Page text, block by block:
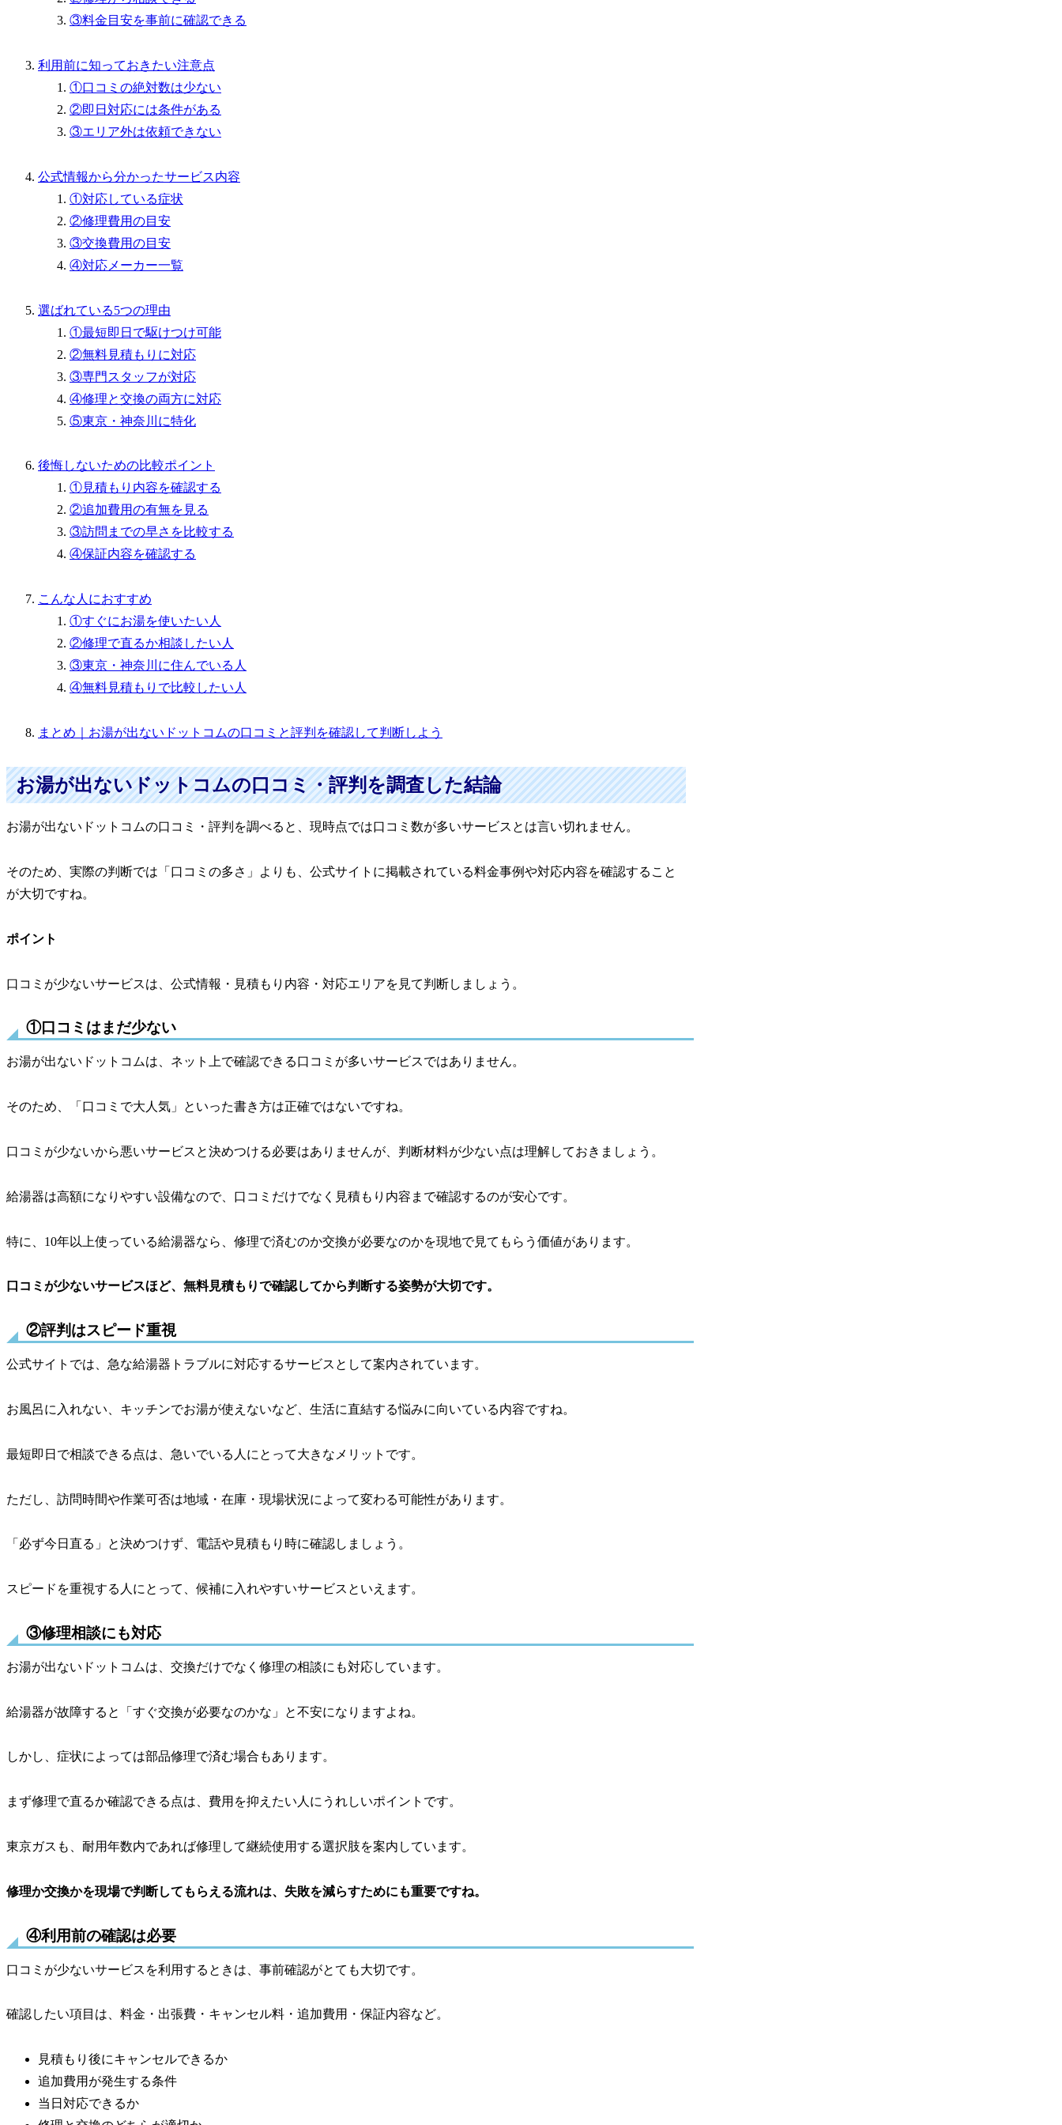
③料金目安を事前に確認できる
利用前に知っておきたい注意点
①口コミの絶対数は少ない
②即日対応には条件がある
③エリア外は依頼できない
公式情報から分かったサービス内容
①対応している症状
②修理費用の目安
③交換費用の目安
④対応メーカー一覧
選ばれている5つの理由
①最短即日で駆けつけ可能
②無料見積もりに対応
③専門スタッフが対応
④修理と交換の両方に対応
⑤東京・神奈川に特化
後悔しないための比較ポイント
①見積もり内容を確認する
②追加費用の有無を見る
③訪問までの早さを比較する
④保証内容を確認する
こんな人におすすめ
①すぐにお湯を使いたい人
②修理で直るか相談したい人
③東京・神奈川に住んでいる人
④無料見積もりで比較したい人
まとめ｜お湯が出ないドットコムの口コミと評判を確認して判断しよう
お湯が出ないドットコムの口コミ・評判を調査した結論
お湯が出ないドットコムの口コミ・評判を調べると、現時点では口コミ数が多いサービスとは言い切れません。
そのため、実際の判断では「口コミの多さ」よりも、公式サイトに掲載されている料金事例や対応内容を確認すること
が大切ですね。
ポイント
口コミが少ないサービスは、公式情報・見積もり内容・対応エリアを見て判断しましょう。
①口コミはまだ少ない
お湯が出ないドットコムは、ネット上で確認できる口コミが多いサービスではありません。
そのため、「口コミで大人気」といった書き方は正確ではないですね。
口コミが少ないから悪いサービスと決めつける必要はありませんが、判断材料が少ない点は理解しておきましょう。
給湯器は高額になりやすい設備なので、口コミだけでなく見積もり内容まで確認するのが安心です。
特に、10年以上使っている給湯器なら、修理で済むのか交換が必要なのかを現地で見てもらう価値があります。
口コミが少ないサービスほど、無料見積もりで確認してから判断する姿勢が大切です。
②評判はスピード重視
公式サイトでは、急な給湯器トラブルに対応するサービスとして案内されています。
お風呂に入れない、キッチンでお湯が使えないなど、生活に直結する悩みに向いている内容ですね。
最短即日で相談できる点は、急いでいる人にとって大きなメリットです。
ただし、訪問時間や作業可否は地域・在庫・現場状況によって変わる可能性があります。
「必ず今日直る」と決めつけず、電話や見積もり時に確認しましょう。
スピードを重視する人にとって、候補に入れやすいサービスといえます。
③修理相談にも対応
お湯が出ないドットコムは、交換だけでなく修理の相談にも対応しています。
給湯器が故障すると「すぐ交換が必要なのかな」と不安になりますよね。
しかし、症状によっては部品修理で済む場合もあります。
まず修理で直るか確認できる点は、費用を抑えたい人にうれしいポイントです。
東京ガスも、耐用年数内であれば修理して継続使用する選択肢を案内しています。
修理か交換かを現場で判断してもらえる流れは、失敗を減らすためにも重要ですね。
④利用前の確認は必要
口コミが少ないサービスを利用するときは、事前確認がとても大切です。
確認したい項目は、料金・出張費・キャンセル料・追加費用・保証内容など。
見積もり後にキャンセルできるか
追加費用が発生する条件
当日対応できるか